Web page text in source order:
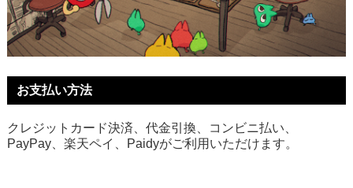
お支払い方法
クレジットカード決済、代金引換、コンビニ払い、
PayPay、楽天ペイ、Paidyがご利用いただけます。